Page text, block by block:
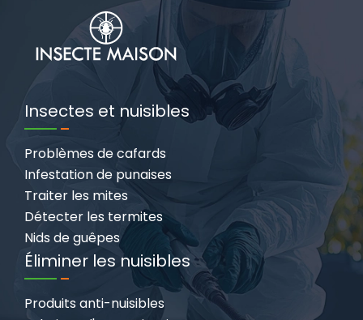
Insectes et nuisibles
Problèmes de cafards
Infestation de punaises
Traiter les mites
Détecter les termites
Nids de guêpes
Éliminer les nuisibles
Produits anti-nuisibles